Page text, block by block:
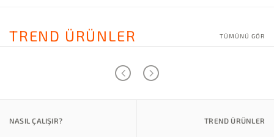
TREND ÜRÜNLER TÜMÜNÜ GÖR
NASIL ÇALIŞIR? TREND ÜRÜNLER